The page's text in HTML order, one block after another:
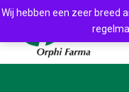
Wij hebben een zeer breed